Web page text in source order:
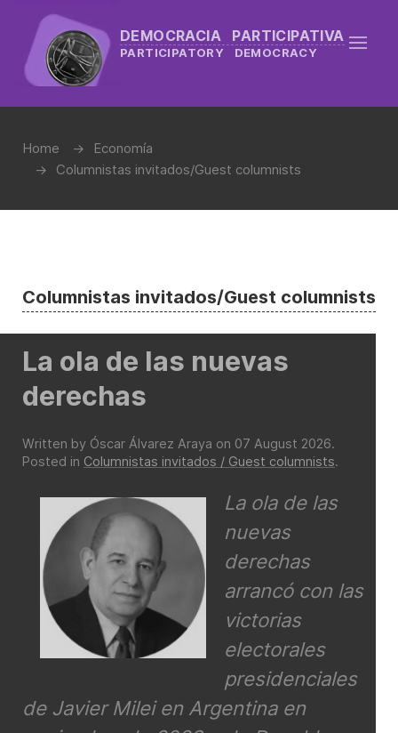
DEMOCRACIA PARTICIPATIVA
PARTICIPATORY DEMOCRACY
Home
Economía
Columnistas invitados/Guest columnists
Columnistas invitados/Guest columnists
La ola de las nuevas
derechas
Written by Óscar Álvarez Araya on 07 August 2026.
Posted in Columnistas invitados / Guest columnists.
La ola de las
nuevas
derechas
arrancó con las
victorias
electorales
presidenciales
de Javier Milei en Argentina en